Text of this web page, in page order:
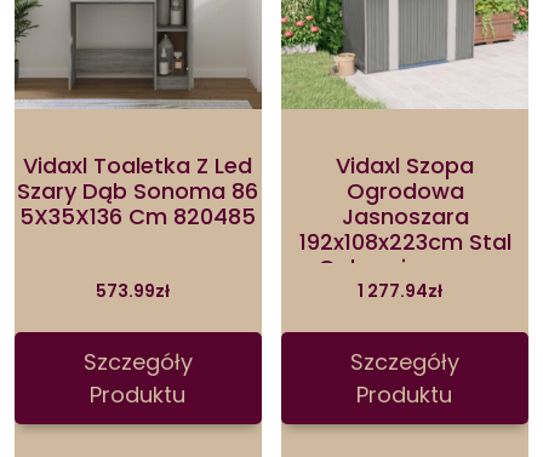
Vidaxl Toaletka Z Led
Szary Dąb Sonoma 86
5X35X136 Cm 820485
573.99zł
Szczegóły
Produktu
Vidaxl Szopa
Ogrodowa
Jasnoszara
192x108x223cm Stal
Galwanizowana
1 277.94zł
Szczegóły
Produktu